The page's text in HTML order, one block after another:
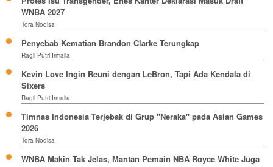
WNBA 2027
Tora Nodisa
Penyebab Kematian Brandon Clarke Terungkap
Ragil Putri Irmalia
Kevin Love Ingin Reuni dengan LeBron, Tapi Ada Kendala di
Sixers
Ragil Putri Irmalia
Timnas Indonesia Terjebak di Grup "Neraka" pada Asian Games
2026
Tora Nodisa
WNBA Makin Tak Jelas, Mantan Pemain NBA Royce White Juga